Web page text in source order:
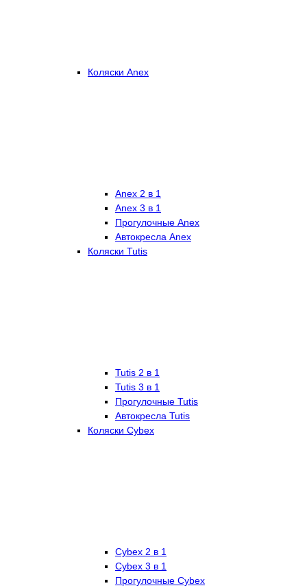
Коляски Anex
Anex 2 в 1
Anex 3 в 1
Прогулочные Anex
Автокресла Anex
Коляски Tutis
Tutis 2 в 1
Tutis 3 в 1
Прогулочные Tutis
Автокресла Tutis
Коляски Cybex
Cybex 2 в 1
Cybex 3 в 1
Прогулочные Cybex